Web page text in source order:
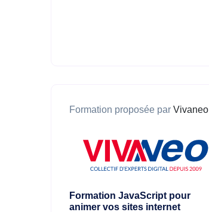
Formation proposée par Vivaneo
Formation JavaScript pour
animer vos sites internet